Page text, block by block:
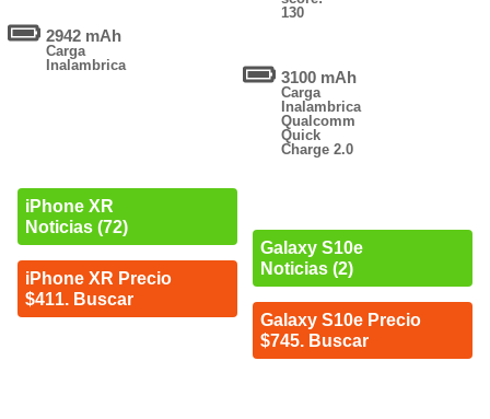
2942 mAh
Carga
Inalambrica
iPhone XR
Noticias (72)
iPhone XR Precio
$411. Buscar
130
3100 mAh
Carga
Inalambrica
Qualcomm
Quick
Charge 2.0
Galaxy S10e
Noticias (2)
Galaxy S10e Precio
$745. Buscar